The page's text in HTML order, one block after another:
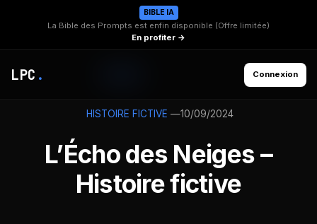
BIBLE IA
La Bible des Prompts est enfin disponible (Offre limitée)
En profiter →
LPC . Connexion
HISTOIRE FICTIVE —10/09/2024
L’Écho des Neiges –
Histoire fictive